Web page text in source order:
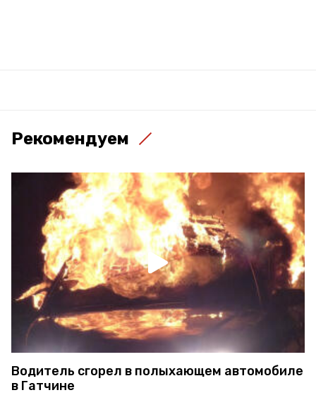
Рекомендуем
Водитель сгорел в полыхающем автомобиле
в Гатчине